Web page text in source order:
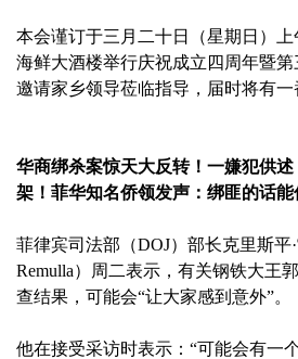
本会谨订于三月二十日（星期日）
海鲜大酒楼举行庆祝成立四周年暨
邀请家乡领导莅临指导，届时将有一
华商绑杀案惊天大反转！一嫌犯供
架！菲华知名侨领发声：绑匪的话能
菲律宾司法部（DOJ）部长克里斯平·
Remulla）周二表示，有关钢铁大王
查结果，可能会“让大家感到意外”。
他在接受采访时表示：“可能会有一